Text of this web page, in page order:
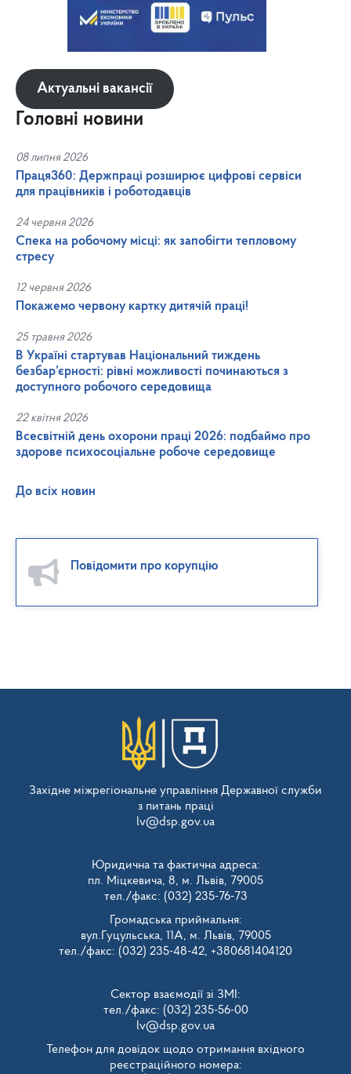
Актуальні вакансії
Головні новини
08 липня 2026
Праця360: Держпраці розширює цифрові сервіси
для працівників і роботодавців
24 червня 2026
Спека на робочому місці: як запобігти тепловому
стресу
12 червня 2026
Покажемо червону картку дитячій праці!
25 травня 2026
В Україні стартував Національний тиждень
безбар’єрності: рівні можливості починаються з
доступного робочого середовища
22 квітня 2026
Всесвітній день охорони праці 2026: подбаймо про
здорове психосоціальне робоче середовище
До всіх новин
Повідомити про корупцію
Західне міжрегіональне управління Державної служби
з питань праці
lv@dsp.gov.ua
Юридична та фактична адреса:
пл. Міцкевича, 8, м. Львів, 79005
тел./факс: (032) 235-76-73
Громадська приймальня:
вул.Гуцульська, 11А, м. Львів, 79005
тел./факс: (032) 235-48-42, +380681404120
Сектор взаємодії зі ЗМІ:
тел./факс: (032) 235-56-00
lv@dsp.gov.ua
Телефон для довідок щодо отримання вхідного
реєстраційного номера: